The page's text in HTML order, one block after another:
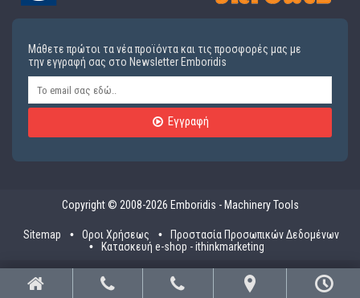
Μάθετε πρώτοι τα νέα προϊόντα και τις προσφορές μας με
την εγγραφή σας στο Newsletter Emboridis
Εγγραφή
Copyright © 2008-2026 Emboridis - Machinery Tools
Sitemap Οροι Χρήσεως
Προστασία Προσωπικών Δεδομένων
Κατασκευή e-shop - ithinkmarketing